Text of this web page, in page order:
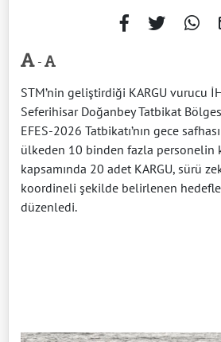
-
STM’nin geliştirdiği KARGU vurucu
Seferihisar Doğanbey Tatbikat
EFES-2026 Tatbikatı’nın gece
ülkeden 10 binden fazla personelin
kapsamında 20 adet KARGU, sürü
koordineli şekilde belirlenen
düzenledi.